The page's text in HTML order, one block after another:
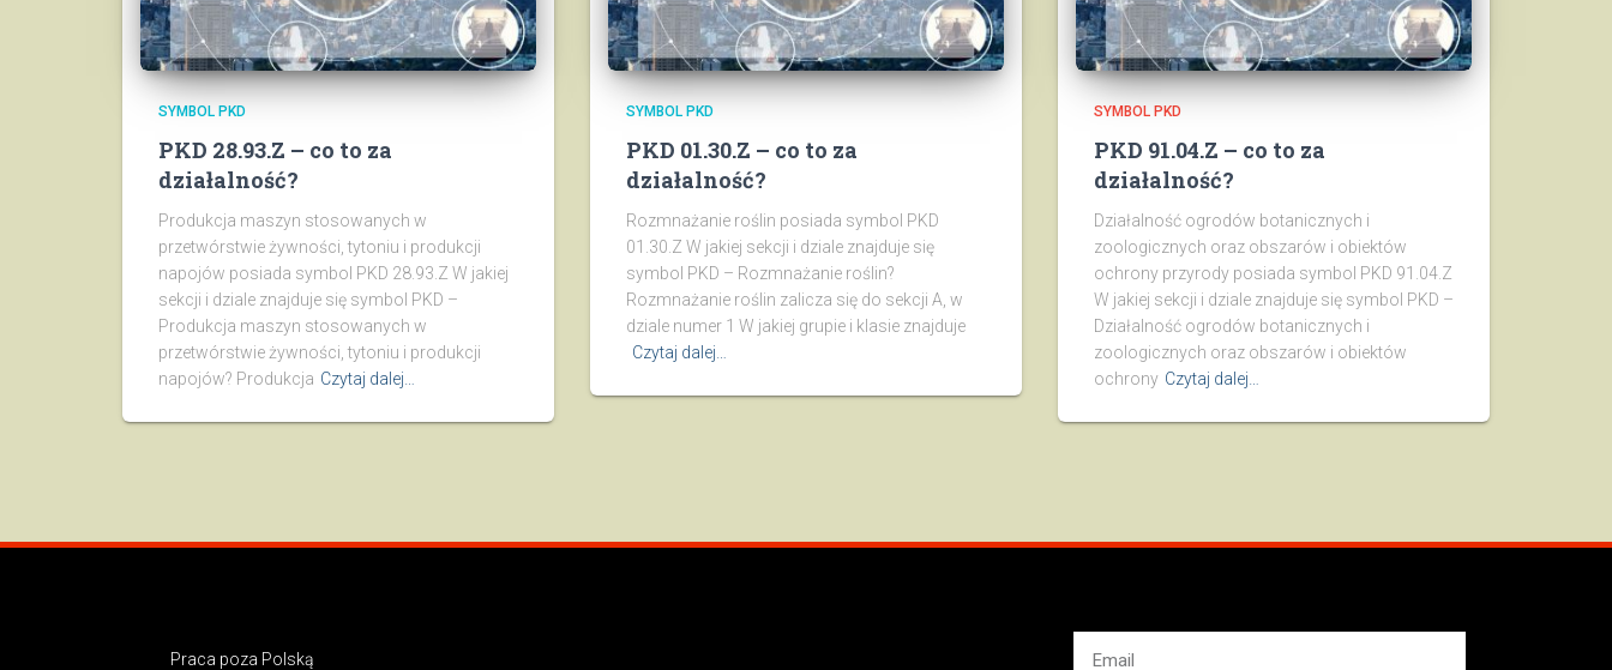
SYMBOL PKD
PKD 28.93.Z – co to za
działalność?
Produkcja maszyn stosowanych w
przetwórstwie żywności, tytoniu i produkcji
napojów posiada symbol PKD 28.93.Z W jakiej
sekcji i dziale znajduje się symbol PKD –
Produkcja maszyn stosowanych w
przetwórstwie żywności, tytoniu i produkcji
napojów? Produkcja Czytaj dalej…
SYMBOL PKD
PKD 01.30.Z – co to za
działalność?
Rozmnażanie roślin posiada symbol PKD
01.30.Z W jakiej sekcji i dziale znajduje się
symbol PKD – Rozmnażanie roślin?
Rozmnażanie roślin zalicza się do sekcji A, w
dziale numer 1 W jakiej grupie i klasie znajduje
Czytaj dalej…
SYMBOL PKD
PKD 91.04.Z – co to za
działalność?
Działalność ogrodów botanicznych i
zoologicznych oraz obszarów i obiektów
ochrony przyrody posiada symbol PKD 91.04.Z
W jakiej sekcji i dziale znajduje się symbol PKD –
Działalność ogrodów botanicznych i
zoologicznych oraz obszarów i obiektów
ochrony Czytaj dalej…
Praca poza Polską